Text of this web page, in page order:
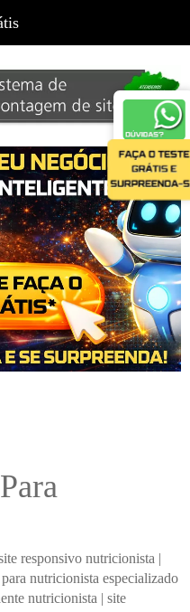
responsivo nutricionista |
nutricionista especializado
nutricionista | site